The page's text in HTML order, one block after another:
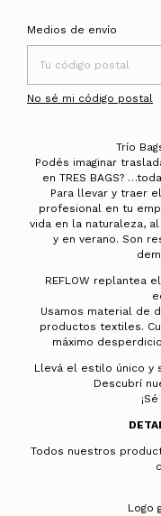
Entregas para el CP:
Medios de envío
No sé mi código postal
Trío
Podés imaginar
en TRES BAGS?
Para llevar y traer
profesional en tu
vida en la naturaleza,
y en verano. Son
REFLOW replantea
Usamos material de
productos textiles.
máximo
Llevá el estilo único y
Descubrí
Todos nuestros
Logo